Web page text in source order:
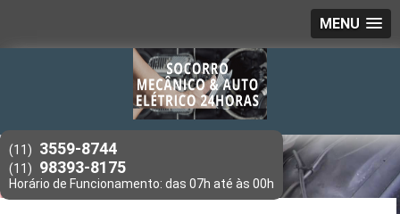
MENU
(11) 3559-8744
(11) 98393-8175